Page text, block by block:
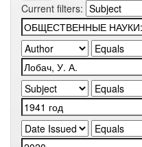
Current filters: